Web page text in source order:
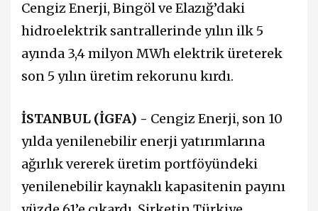
Cengiz Enerji, Bingöl ve Elazığ’daki
hidroelektrik santrallerinde yılın ilk 5
ayında 3,4 milyon MWh elektrik üreterek
son 5 yılın üretim rekorunu kırdı.
İSTANBUL (İGFA) - Cengiz Enerji, son 10
yılda yenilenebilir enerji yatırımlarına
ağırlık vererek üretim portföyündeki
yenilenebilir kaynaklı kapasitenin payını